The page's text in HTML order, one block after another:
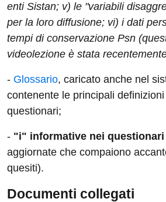
enti Sistan; v) le "variabili
per la loro diffusione; vi) i dati
tempi di conservazione Psn
videolezione è stata
- Glossario, caricato anche nel
contenente le principali
questionari;
- "i" informative nei questionari
aggiornate che compaiono
quesiti).
Documenti collegati